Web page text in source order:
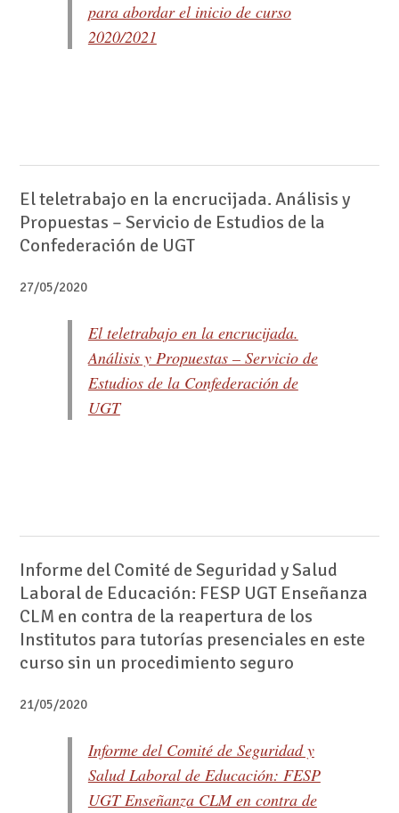
para abordar el inicio de curso
2020/2021
El teletrabajo en la encrucijada. Análisis y
Propuestas – Servicio de Estudios de la
Confederación de UGT
27/05/2020
El teletrabajo en la encrucijada.
Análisis y Propuestas – Servicio de
Estudios de la Confederación de
UGT
Informe del Comité de Seguridad y Salud
Laboral de Educación: FESP UGT Enseñanza
CLM en contra de la reapertura de los
Institutos para tutorías presenciales en este
curso sin un procedimiento seguro
21/05/2020
Informe del Comité de Seguridad y
Salud Laboral de Educación: FESP
UGT Enseñanza CLM en contra de